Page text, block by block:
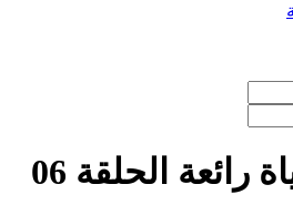
الحلقة 06